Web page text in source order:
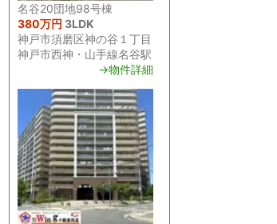
名谷20団地98号棟
380万円 3LDK
神戸市須磨区神の谷１丁目
神戸市西神・山手線名谷駅
→物件詳細